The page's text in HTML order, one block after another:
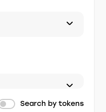
Search by tokens